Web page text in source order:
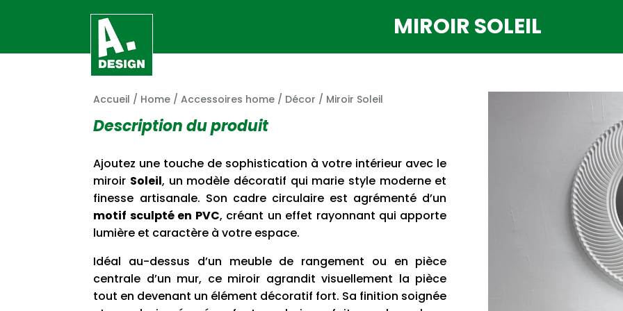
MIROIR SOLEIL
Accueil / Home /Accessoires home / Décor / Miroir Soleil
Description du produit
Ajoutez une touche de sophistication à votre intérieur avec le
miroir Soleil, un modèle décoratif qui marie style moderne et
finesse artisanale. Son cadre circulaire est agrémenté d’un
motif sculpté en PVC, créant un effet rayonnant qui apporte
lumière et caractère à votre espace.
Idéal au-dessus d’un meuble de rangement ou en pièce
centrale d’un mur, ce miroir agrandit visuellement la pièce
tout en devenant un élément décoratif fort. Sa finition soignée